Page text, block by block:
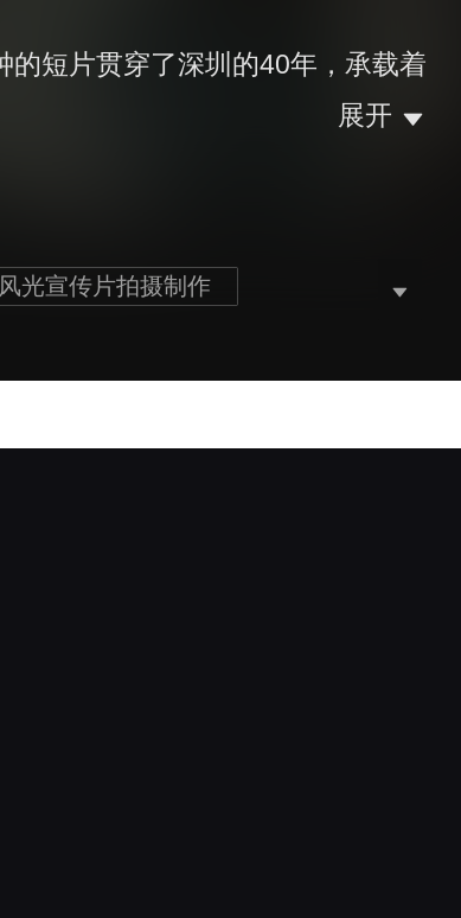
的短片贯穿了深圳的40年，承载着
展开
光宣传片拍摄制作